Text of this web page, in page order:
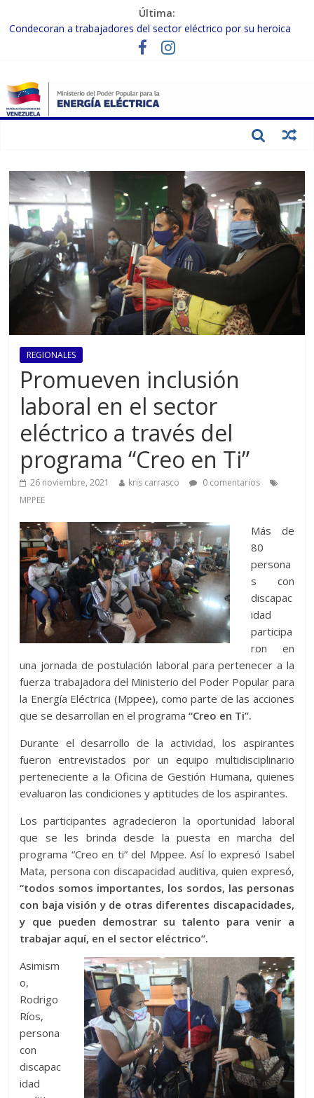
Última:
Termocarabobo recupera el 50% de su capacidad de generación
para fortalecer el SEN
Condecoran a trabajadores del sector eléctrico por su heroica
Gobierno Nacional coordina acciones con el sector privado para
fortalecer el SEN ante el «Súper Niño»
Inspeccionan trabajos de rehabilitación en instalaciones del SEN
Gobierno Nacional activa plan preventivo para fortalecer el SEN
REGIONALES
Promueven inclusión
laboral en el sector
eléctrico a través del
programa “Creo en Ti”
26 noviembre, 2021 kris carrasco
0 comentarios
MPPEE
Más de
80
persona
s con
discapac
idad
participa
ron en
una jornada de postulación laboral para pertenecer a la
fuerza trabajadora del Ministerio del Poder Popular para
la Energía Eléctrica (Mppee), como parte de las acciones
que se desarrollan en el programa“Creo en Ti”.
Durante el desarrollo de la actividad, los aspirantes
fueron entrevistados por un equipo multidisciplinario
perteneciente a la Oficina de Gestión Humana, quienes
evaluaron las condiciones y aptitudes de los aspirantes.
Los participantes agradecieron la oportunidad laboral
que se les brinda desde la puesta en marcha del
programa “Creo en ti” del Mppee. Así lo expresó Isabel
Mata, persona con discapacidad auditiva, quien expresó,
“todos somos importantes, los sordos, las personas
con baja visión y de otras diferentes discapacidades,
y que pueden demostrar su talento para venir a
trabajar aquí, en el sector eléctrico”.
Asimism
o,
Rodrigo
Ríos,
persona
con
discapac
idad